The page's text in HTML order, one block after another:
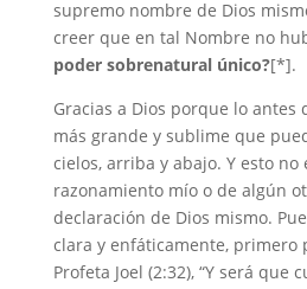
supremo nombre de Dios
creer que en tal Nombre no
poder sobrenatural único?[*].
Gracias a Dios porque lo antes
más grande y sublime que
cielos, arriba y abajo. Y esto no
razonamiento mío o de algún
declaración de Dios mismo.
clara y enfáticamente, primero
Profeta Joel (2:32), “Y será que